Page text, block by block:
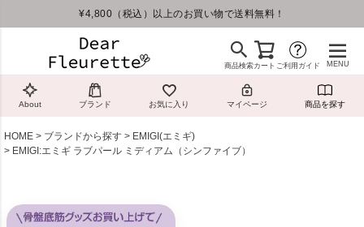
¥4,800（税込）以上のお買い物で送料無料！
商品検索カート ご利用ガイド MENU
About ブランド お気に入り マイページ 商品を探す
HOME ブランドから探す
EMIGI(エミギ)
EMIGI:エミギ ラブパール ミディアム（シンファイブ）